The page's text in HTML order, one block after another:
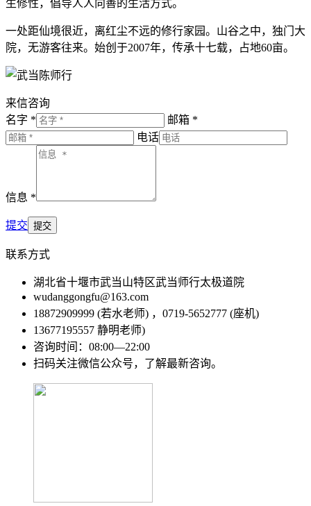
生修性，倡导人人向善的生活方式。
一处距仙境很近，离红尘不远的修行家园。山谷之中，独门大
院，无游客往来。始创于2007年，传承十七载，占地60亩。
来信咨询
名字 *
邮箱 *
电话
信息 *
提交
联系方式
湖北省十堰市武当山特区武当师行太极道院
wudanggongfu@163.com
18872909999 (若水老师) ，0719-5652777 (座机)
13677195557 静明老师)
咨询时间：08:00—22:00
扫码关注微信公众号，了解最新咨询。